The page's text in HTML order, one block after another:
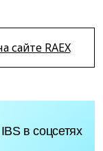
сайте RAEX
в соцсетях